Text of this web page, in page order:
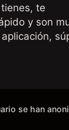
te
y son
se han